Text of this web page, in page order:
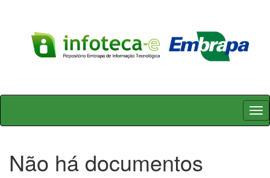
Skip
Não há documentos